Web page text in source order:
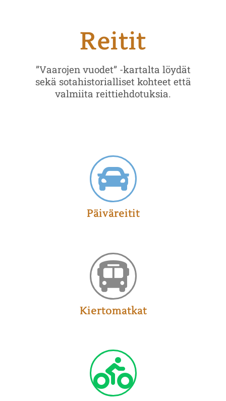
Reitit
”Vaarojen vuodet” -kartalta löydät
sekä sotahistorialliset kohteet että
valmiita reittiehdotuksia.
Päiväreitit
Kiertomatkat